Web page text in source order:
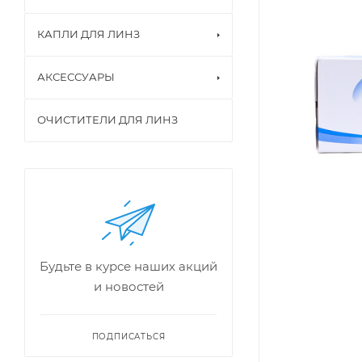
КАПЛИ ДЛЯ ЛИНЗ
АКСЕССУАРЫ
ОЧИСТИТЕЛИ ДЛЯ ЛИНЗ
Будьте в курсе наших акций
и новостей
ПОДПИСАТЬСЯ